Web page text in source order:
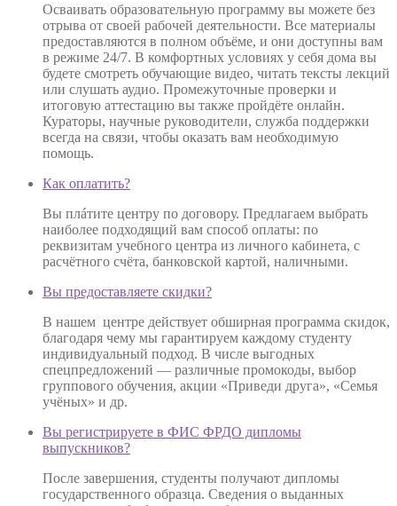
Осваивать образовательную программу вы можете без
отрыва от своей рабочей деятельности. Все материалы
предоставляются в полном объёме, и они доступны вам
в режиме 24/7. В комфортных условиях у себя дома вы
будете смотреть обучающие видео, читать тексты лекций
или слушать аудио. Промежуточные проверки и
итоговую аттестацию вы также пройдёте онлайн.
Кураторы, научные руководители, служба поддержки
всегда на связи, чтобы оказать вам необходимую
помощь.
Как оплатить?
Вы плáтите центру по договору. Предлагаем выбрать
наиболее подходящий вам способ оплаты: по
реквизитам учебного центра из личного кабинета, с
расчётного счёта, банковской картой, наличными.
Вы предоставляете скидки?
В нашем центре действует обширная программа скидок,
благодаря чему мы гарантируем каждому студенту
индивидуальный подход. В числе выгодных
спецпредложений — различные промокоды, выбор
группового обучения, акции «Приведи друга», «Семья
учёных» и др.
Вы регистрируете в ФИС ФРДО дипломы
выпускников?
После завершения, студенты получают дипломы
государственного образца. Сведения о выданных